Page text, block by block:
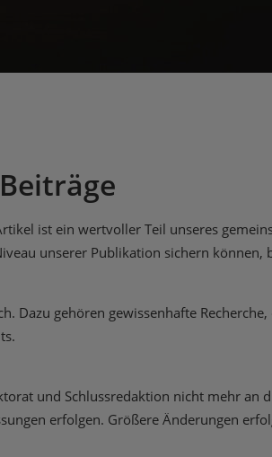
ist ein wertvoller Teil unseres
unserer Publikation sichern
Dazu gehören gewissenhafte
und Schlussredaktion nicht mehr an
erfolgen. Größere Änderungen